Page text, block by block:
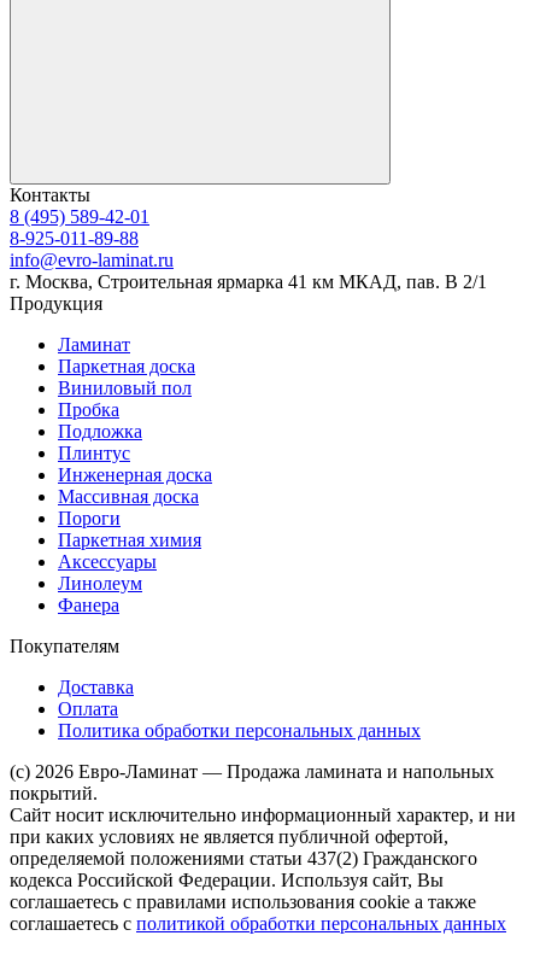
Контакты
8 (495) 589-42-01
8-925-011-89-88
info@evro-laminat.ru
г. Москва, Строительная ярмарка 41 км МКАД, пав. В 2/1
Продукция
Ламинат
Паркетная доска
Виниловый пол
Пробка
Подложка
Плинтус
Инженерная доска
Массивная доска
Пороги
Паркетная химия
Аксессуары
Линолеум
Фанера
Покупателям
Доставка
Оплата
Политика обработки персональных данных
(c) 2026 Евро-Ламинат — Продажа ламината и напольных
покрытий.
Сайт носит исключительно информационный характер, и ни
при каких условиях не является публичной офертой,
определяемой положениями статьи 437(2) Гражданского
кодекса Российской Федерации. Используя сайт, Вы
соглашаетесь с правилами использования cookie а также
соглашаетесь с политикой обработки персональных данных